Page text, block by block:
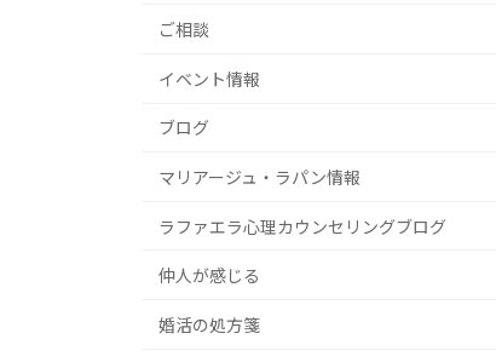
ご相談
イベント情報
ブログ
マリアージュ・ラパン情報
ラファエラ心理カウンセリングブログ
仲人が感じる
婚活の処方箋